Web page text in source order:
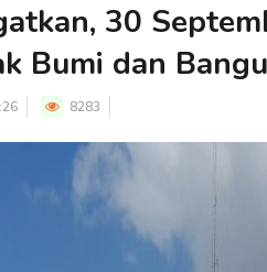
30
Bumi dan
8283